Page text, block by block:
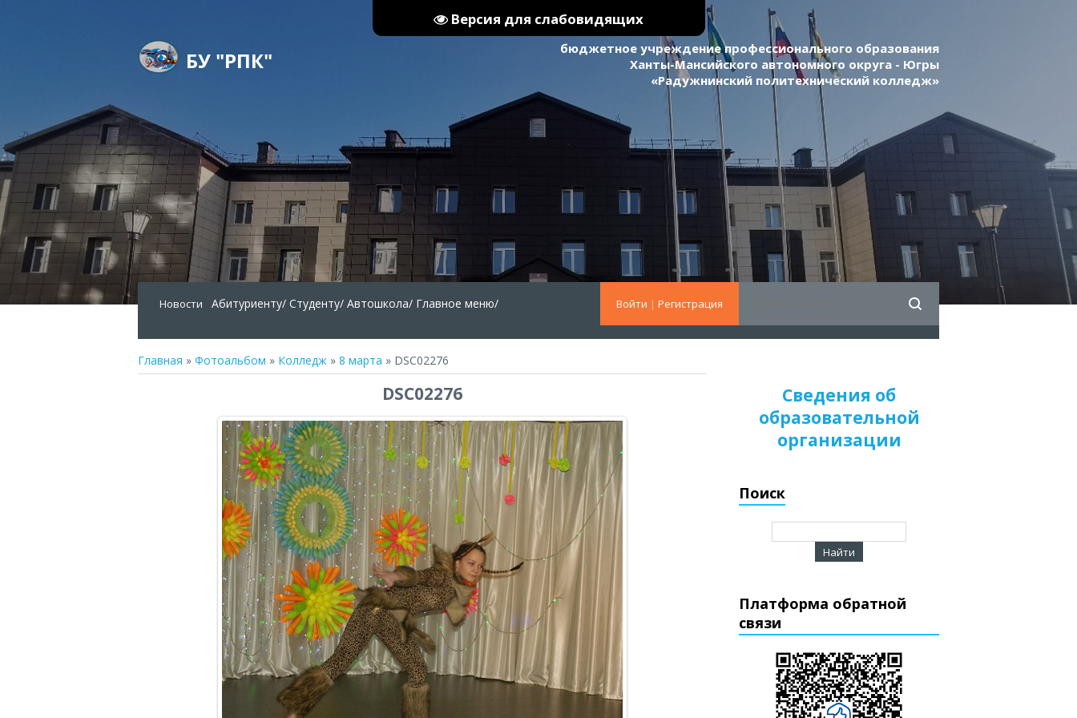
Версия для слабовидящих
БУ "РПК"
бюджетное учреждение профессионального образования
Ханты-Мансийского автономного округа - Югры
«Радужнинский политехнический колледж»
Войти | Регистрация
Новости Абитуриенту/ Студенту/ Автошкола/ Главное меню/
Главная » Фотоальбом » Колледж » 8 марта » DSC02276
DSC02276
Сведения об
образовательной
организации
Поиск
Платформа обратной
связи